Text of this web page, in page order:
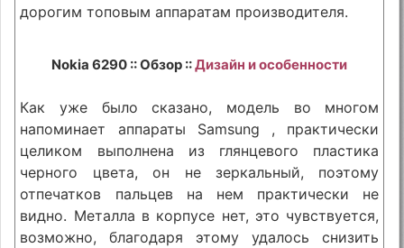
дорогим топовым аппаратам производителя.
Nokia 6290 :: Обзор ::Дизайн и особенности
Как уже было сказано, модель во многом
напоминает аппараты Samsung , практически
целиком выполнена из глянцевого пластика
черного цвета, он не зеркальный, поэтому
отпечатков пальцев на нем практически не
видно. Металла в корпусе нет, это чувствуется,
возможно, благодаря этому удалось снизить